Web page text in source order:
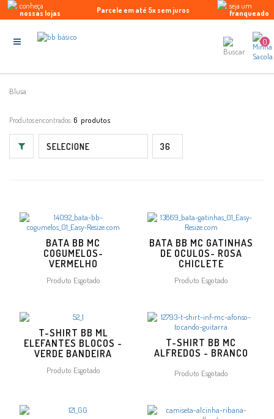
conheça
nossas lojas
10% de desconto na 1ª compra
Enviamos para todo Brasil
Parcele em até 5x sem juros
seja um
franqueado
0
Blusa
Produtos encontrados: 6
BATA BB MC
COGUMELOS-
VERMELHO
Produto Esgotado
BATA BB MC GATINHAS
DE OCULOS- ROSA
CHICLETE
Produto Esgotado
T-SHIRT BB ML
ELEFANTES BLOCOS -
VERDE BANDEIRA
Produto Esgotado
T-SHIRT BB MC
ALFREDOS - BRANCO
Produto Esgotado